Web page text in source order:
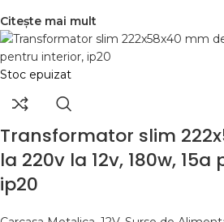
Citește mai mult
Stoc epuizat
Transformator slim
la 220v la 12v, 180w,
ip20